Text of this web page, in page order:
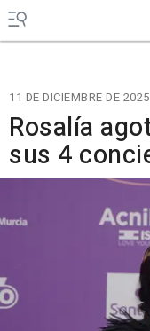
11 DE DICIEMBRE DE 2025
Rosalía
sus 4